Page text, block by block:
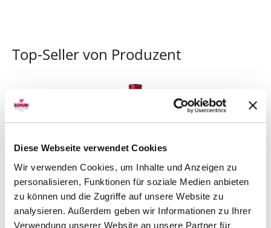
Diese Webseite verwendet Cookies
Wir verwenden Cookies, um Inhalte und Anzeigen zu
personalisieren, Funktionen für soziale Medien anbieten
zu können und die Zugriffe auf unsere Website zu
analysieren. Außerdem geben wir Informationen zu Ihrer
Verwendung unserer Website an unsere Partner für
Top-Seller von Produzent